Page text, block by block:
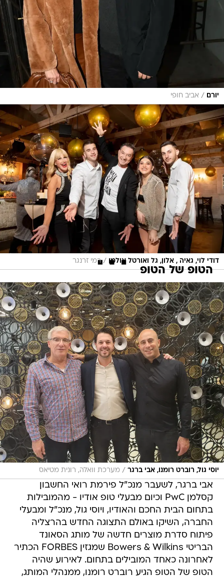
יורם / אביב חופי
דודי לוי, גאיה , אלון, גל ואורטל אולמן / רמי זרנגר
הטופ של הטופ
יוסי גול, רוברט רומנו, אבי ברגר / מערכת וואלה, רונית מטיאס
אבי ברגר, לשעבר מנכ"ל פירמת רואי החשבון
קסלמן PwC וכיום מבעלי טופ אודיו - מהמובילות
בתחום הבית החכם והאודיו, ויוסי גול, מנכ"ל ומבעלי
החברה, השיקו באולם התצוגה החדש בהרצליה
פיתוח סדרת מוצרים חדשה של מותג הסאונד
הבריטי Bowers & Wilkins שמגזין FORBES הכתיר
לאחרונה כאחד המובילים בתחום. לאירוע שהיה
הטופ של הטופ הגיע רוברט רומנו, ממנהלי המותג,